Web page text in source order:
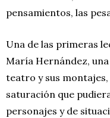
pensamientos, las
Una de las primeras
María Hernández,
teatro y sus
saturación que
personajes y de